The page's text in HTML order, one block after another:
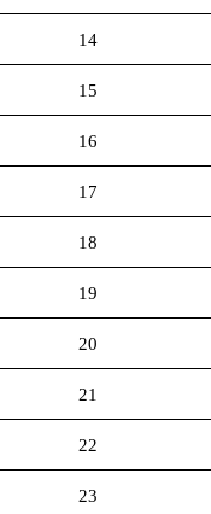
14
15
16
17
18
19
20
21
22
23